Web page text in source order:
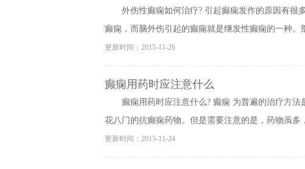
外伤性癫痫如何治疗? 引起癫痫发作的原因有很
癫痫，而脑外伤引起的癫痫就是继发性癫痫的一种。
更新时间：2015-11-26
癫痫用药时应注意什么
癫痫用药时应注意什么? 癫痫 为普遍的治疗方
花八门的抗癫痫药物。但是需要注意的是，药物虽多
更新时间：2015-11-24